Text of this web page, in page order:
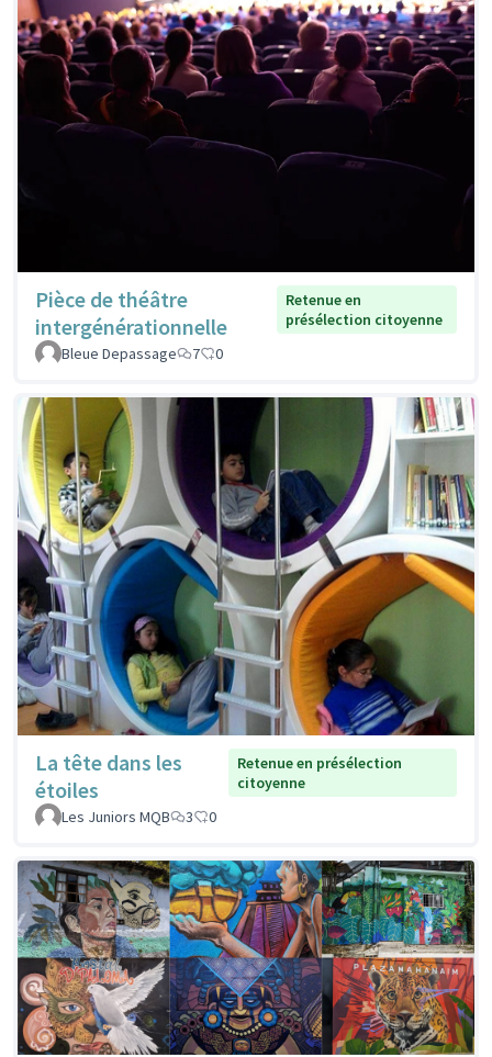
Pièce de théâtre
intergénérationnelle
Retenue en
présélection citoyenne
Bleue Depassage
7 0
La tête dans les
étoiles
Retenue en présélection
citoyenne
Les Juniors MQB
3 0